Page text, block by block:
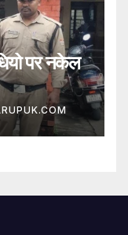
पर नकेल